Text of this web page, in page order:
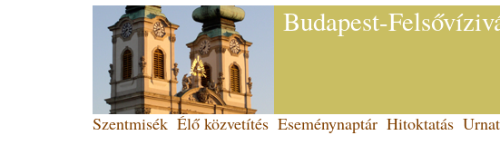
Budapest-
Back
Szentmisék Élő közvetítés Eseménynaptár Hitoktatás